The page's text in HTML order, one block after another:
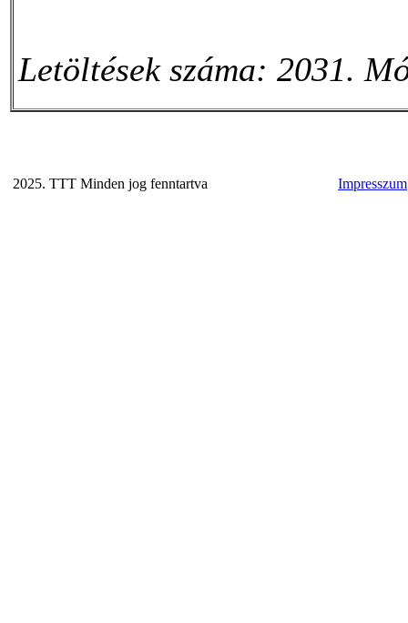
Letöltések száma: 2031.
2025. TTT Minden jog fenntartva Impresszum